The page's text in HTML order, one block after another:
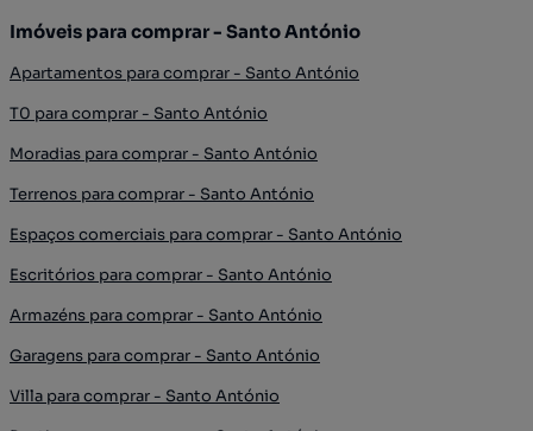
Imóveis para comprar - Santo António
Apartamentos para comprar - Santo António
T0 para comprar - Santo António
Moradias para comprar - Santo António
Terrenos para comprar - Santo António
Espaços comerciais para comprar - Santo António
Escritórios para comprar - Santo António
Armazéns para comprar - Santo António
Garagens para comprar - Santo António
Villa para comprar - Santo António